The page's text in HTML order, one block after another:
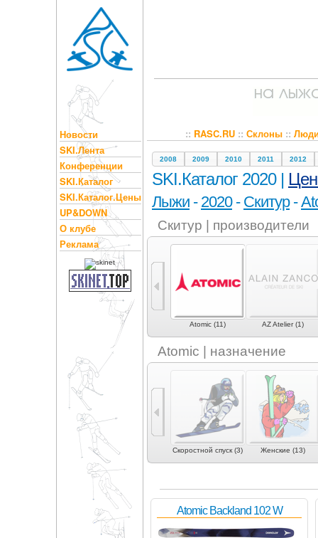
Новости
SKI.Лента
Конференции
SKI.Каталог
SKI.Каталог.Цены
UP&DOWN
О клубе
Реклама
:: RASC.RU:: Склоны::
2008 2009 2010 2011 2012
SKI.Каталог 2020 |
Лыжи - 2020- Скитур-
Скитур | производители
Armada (6) Atomic (11) AZ Atelier (1)
Atomic | назначение
Слалом-гигант (6) Скоростной спуск (3) Женские (13)
Atomic Backland 102 W